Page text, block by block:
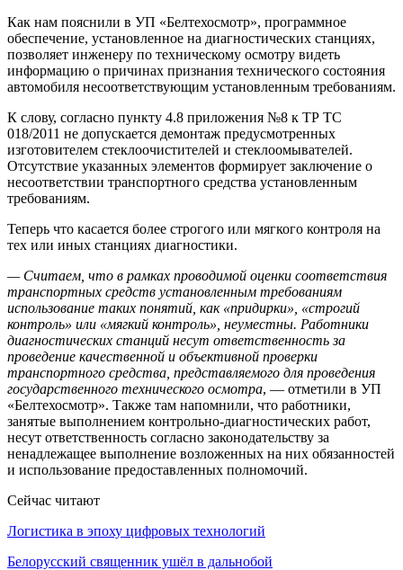
Как нам пояснили в УП «Белтехосмотр», программное
обеспечение, установленное на диагностических станциях,
позволяет инженеру по техническому осмотру видеть
информацию о причинах признания технического состояния
автомобиля несоответствующим установленным требованиям.
К слову, согласно пункту 4.8 приложения №8 к ТР ТС
018/2011 не допускается демонтаж предусмотренных
изготовителем стеклоочистителей и стеклоомывателей.
Отсутствие указанных элементов формирует заключение о
несоответствии транспортного средства установленным
требованиям.
Теперь что касается более строгого или мягкого контроля на
тех или иных станциях диагностики.
— Считаем, что в рамках проводимой оценки соответствия
транспортных средств установленным требованиям
использование таких понятий, как «придирки», «строгий
контроль» или «мягкий контроль», неуместны. Работники
диагностических станций несут ответственность за
проведение качественной и объективной проверки
транспортного средства, представляемого для проведения
государственного технического осмотра, — отметили в УП
«Белтехосмотр». Также там напомнили, что работники,
занятые выполнением контрольно-диагностических работ,
несут ответственность согласно законодательству за
ненадлежащее выполнение возложенных на них обязанностей
и использование предоставленных полномочий.
Сейчас читают
Логистика в эпоху цифровых технологий
Белорусский священник ушёл в дальнобой